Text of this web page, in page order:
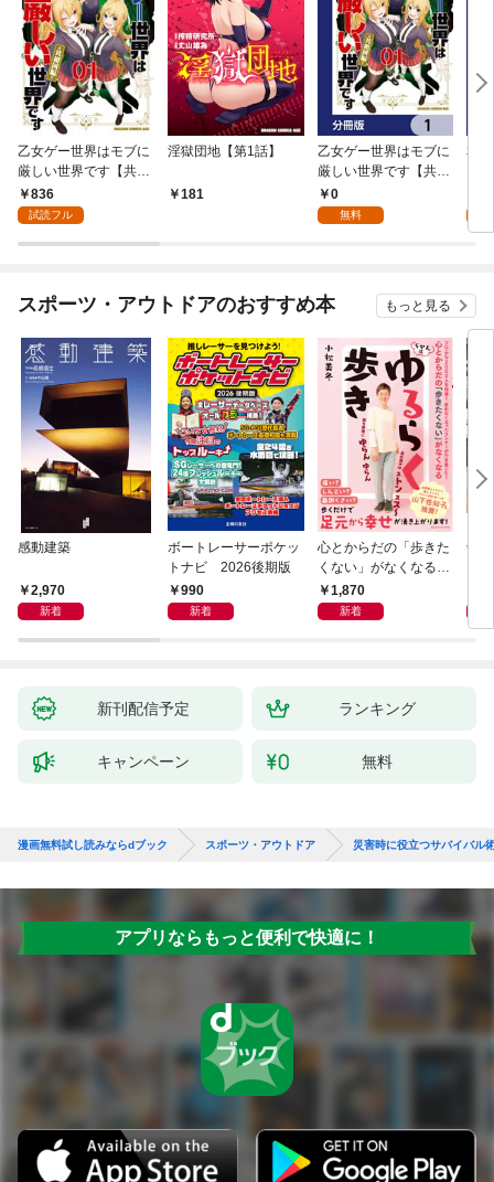
乙女ゲー世界はモブに
厳しい世界です【共和
国編】 ０１
836
試読フル
淫獄団地【第1話】
181
乙女ゲー世界はモブに
厳しい世界です【共和
国編】【分冊版】 1
0
無料
私
を
版
スポーツ・アウトドアのおすすめ本 もっと見る
感動建築
2,970
新着
ボートレーサーポケッ
トナビ 2026後期版
990
新着
心とからだの「歩きた
くない」がなくなる
らせん流 ゆるらく歩
き
1,870
新着
剣
新刊配信予定 ランキング
キャンペーン 無料
漫画無料試し読みならdブック スポーツ・アウトドア 災害時に役立つサバイバル
アプリならもっと便利で快適に！